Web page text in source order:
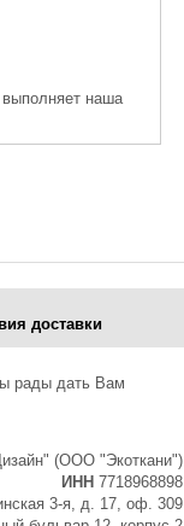
выполняет наша
доставки
рады дать Вам
(ООО "Экоткани")
ИНН 7718968898
3-я, д. 17, оф. 309